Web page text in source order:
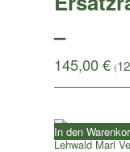
–
145,00€ (
In den